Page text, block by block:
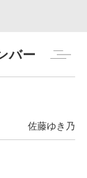
バー
佐藤ゆき乃